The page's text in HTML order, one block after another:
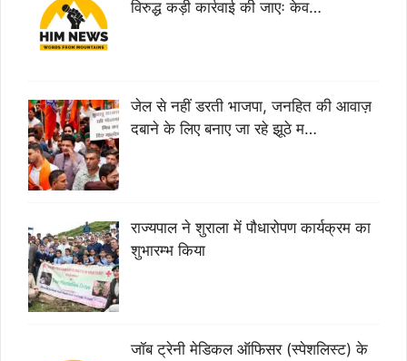
विरुद्ध कड़ी कार्रवाई की जाएः केव…
जेल से नहीं डरती भाजपा, जनहित की आवाज़
दबाने के लिए बनाए जा रहे झूठे म…
राज्यपाल ने शुराला में पौधारोपण कार्यक्रम का
शुभारम्भ किया
जॉब ट्रेनी मेडिकल ऑफिसर (स्पेशलिस्ट) के